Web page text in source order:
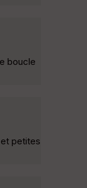
boucle
petites